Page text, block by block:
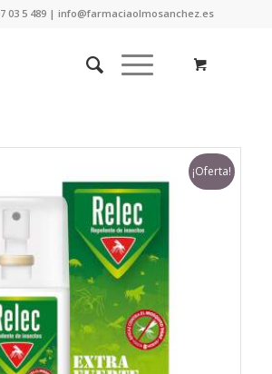
03 5 489 | info@farmaciaolmosanchez.es
¡Oferta!